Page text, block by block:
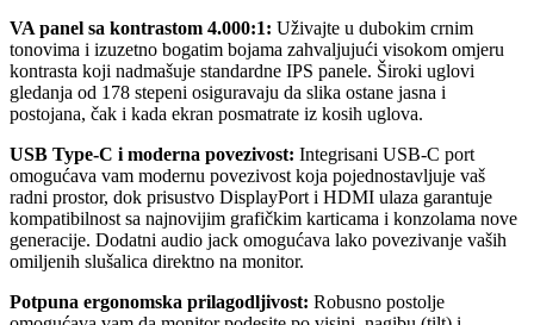
VA panel sa kontrastom 4.000:1: Uživajte u dubokim crnim
tonovima i izuzetno bogatim bojama zahvaljujući visokom omjeru
kontrasta koji nadmašuje standardne IPS panele. Široki uglovi
gledanja od 178 stepeni osiguravaju da slika ostane jasna i
postojana, čak i kada ekran posmatrate iz kosih uglova.
USB Type-C i moderna povezivost: Integrisani USB-C port
omogućava vam modernu povezivost koja pojednostavljuje vaš
radni prostor, dok prisustvo DisplayPort i HDMI ulaza garantuje
kompatibilnost sa najnovijim grafičkim karticama i konzolama nove
generacije. Dodatni audio jack omogućava lako povezivanje vaših
omiljenih slušalica direktno na monitor.
Potpuna ergonomska prilagodljivost: Robusno postolje